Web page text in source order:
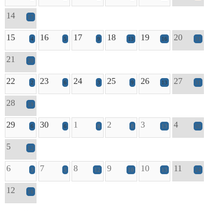
14 17
15 4 16 5 17 9 18 13 19 16 20 31
21 20
22 2 23 6 24 3 25 9 26 13 27 31
28 19
29 6 30 6 1 8 2 8 3 13 4 20
5 12
6 3 7 5 8 12 9 10 10 13 11 24
12 16